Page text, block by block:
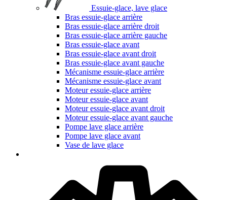
Essuie-glace, lave glace
Bras essuie-glace arrière
Bras essuie-glace arrière droit
Bras essuie-glace arrière gauche
Bras essuie-glace avant
Bras essuie-glace avant droit
Bras essuie-glace avant gauche
Mécanisme essuie-glace arrière
Mécanisme essuie-glace avant
Moteur essuie-glace arrière
Moteur essuie-glace avant
Moteur essuie-glace avant droit
Moteur essuie-glace avant gauche
Pompe lave glace arrière
Pompe lave glace avant
Vase de lave glace